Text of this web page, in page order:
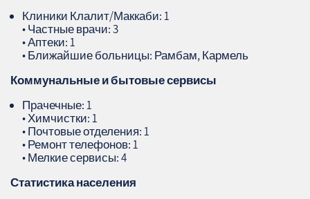
Клиники Клалит/Маккаби: 1
• Частные врачи: 3
• Аптеки: 1
• Ближайшие больницы: Рамбам, Кармель
Коммунальные и бытовые сервисы
Прачечные: 1
• Химчистки: 1
• Почтовые отделения: 1
• Ремонт телефонов: 1
• Мелкие сервисы: 4
Статистика населения